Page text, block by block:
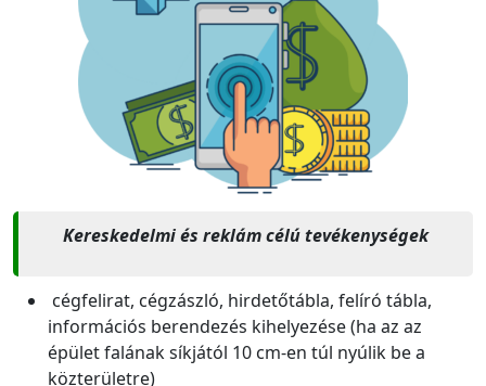
Kereskedelmi és reklám célú tevékenységek
cégfelirat, cégzászló, hirdetőtábla, felíró tábla,
információs berendezés kihelyezése (ha az az
épület falának síkjától 10 cm-en túl nyúlik be a
közterületre)